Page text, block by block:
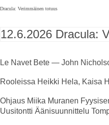
Dracula: Verimmäinen totuus
12.6.2026 Dracula:
Le Navet Bete — John
Rooleissa Heikki Hela, Kaisa
Ohjaus Miika Muranen
Uusitontti Äänisuunnittelu